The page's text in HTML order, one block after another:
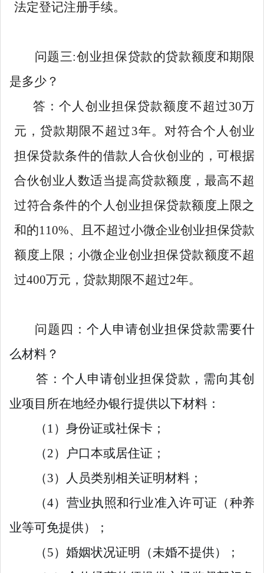
法定登记注册手续。
问题三:创业担保贷款的贷款额度和期限
是多少？
答：个人创业担保贷款额度不超过30万
元，贷款期限不超过3年。对符合个人创业
担保贷款条件的借款人合伙创业的，可根据
合伙创业人数适当提高贷款额度，最高不超
过符合条件的个人创业担保贷款额度上限之
和的110%、且不超过小微企业创业担保贷款
额度上限；小微企业创业担保贷款额度不超
过400万元，贷款期限不超过2年。
问题四： 个人 申请创业担保贷款需要什
么材料？
答：个人申请创业担保贷款，需向其创
业项目所在地经办银行提供以下材料：
（1）身份证或社保卡；
（2）户口本或居住证；
（3）人员类别相关证明材料；
（4）营业执照和行业准入许可证（种养
业等可免提供）；
（5）婚姻状况证明（未婚不提供）；